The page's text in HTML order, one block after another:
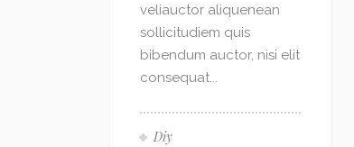
veliauctor aliquenean
sollicitudiem quis
bibendum auctor, nisi elit
consequat...
Diy